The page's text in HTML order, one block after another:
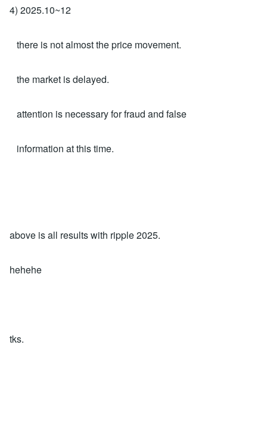
4) 2025.10~12
there is not almost the price movement.
the market is delayed.
attention is necessary for fraud and false
information at this time.
above is all results with ripple 2025.
hehehe
tks.